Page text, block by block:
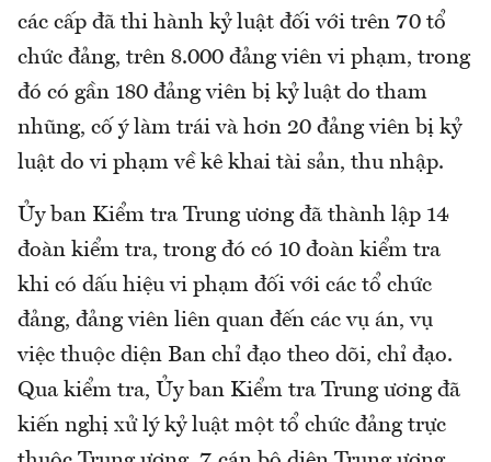
các cấp đã thi hành kỷ luật đối với trên 70 tổ
chức đảng, trên 8.000 đảng viên vi phạm, trong
đó có gần 180 đảng viên bị kỷ luật do tham
nhũng, cố ý làm trái và hơn 20 đảng viên bị kỷ
luật do vi phạm về kê khai tài sản, thu nhập.
Ủy ban Kiểm tra Trung ương đã thành lập 14
đoàn kiểm tra, trong đó có 10 đoàn kiểm tra
khi có dấu hiệu vi phạm đối với các tổ chức
đảng, đảng viên liên quan đến các vụ án, vụ
việc thuộc diện Ban chỉ đạo theo dõi, chỉ đạo.
Qua kiểm tra, Ủy ban Kiểm tra Trung ương đã
kiến nghị xử lý kỷ luật một tổ chức đảng trực